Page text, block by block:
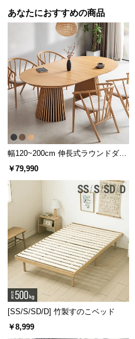
あなたにおすすめの商品
幅120~200cm 伸長式ラウンドダイ
ニングテーブル 6人掛け 天然木突
￥79,990
[SS/S/SD/D] 竹製すのこベッド
￥8,999